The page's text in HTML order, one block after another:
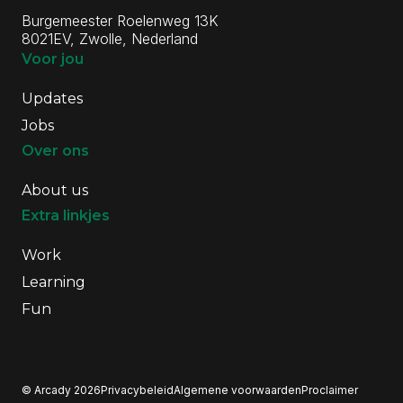
Burgemeester Roelenweg 13K
8021EV, Zwolle, Nederland
Voor jou
Updates
Jobs
Over ons
About us
Extra linkjes
Work
Learning
Fun
© Arcady 2026PrivacybeleidAlgemene voorwaardenProclaimer